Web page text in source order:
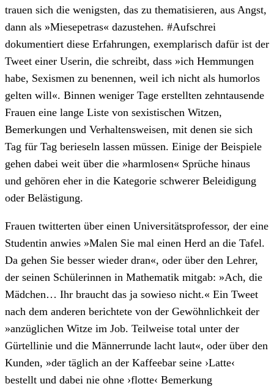
trauen sich die wenigsten, das zu thematisieren, aus Angst,
dann als »Miesepetras« dazustehen. #Aufschrei
dokumentiert diese Erfahrungen, exemplarisch dafür ist der
Tweet einer Userin, die schreibt, dass »ich Hemmungen
habe, Sexismen zu benennen, weil ich nicht als humorlos
gelten will«. Binnen weniger Tage erstellten zehntausende
Frauen eine lange Liste von sexistischen Witzen,
Bemerkungen und Verhaltensweisen, mit denen sie sich
Tag für Tag berieseln lassen müssen. Einige der Beispiele
gehen dabei weit über die »harmlosen« Sprüche hinaus
und gehören eher in die Kategorie schwerer Beleidigung
oder Belästigung.
Frauen twitterten über einen Universitätsprofessor, der eine
Studentin anwies »Malen Sie mal einen Herd an die Tafel.
Da gehen Sie besser wieder dran«, oder über den Lehrer,
der seinen Schülerinnen in Mathematik mitgab: »Ach, die
Mädchen… Ihr braucht das ja sowieso nicht.« Ein Tweet
nach dem anderen berichtete von der Gewöhnlichkeit der
»anzüglichen Witze im Job. Teilweise total unter der
Gürtellinie und die Männerrunde lacht laut«, oder über den
Kunden, »der täglich an der Kaffeebar seine ›Latte‹
bestellt und dabei nie ohne ›flotte‹ Bemerkung